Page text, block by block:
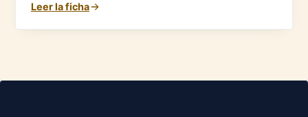
Leer la ficha